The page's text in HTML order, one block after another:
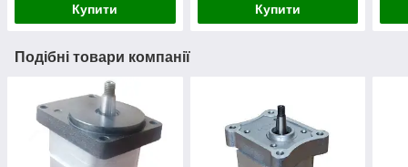
Купити Купити
Подібні товари компанії